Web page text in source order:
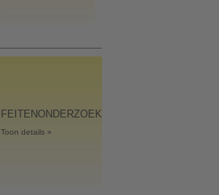
FEITENONDERZOEK
Toon details »